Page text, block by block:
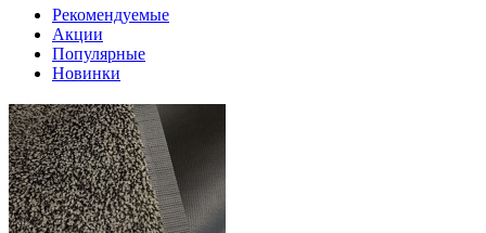
Рекомендуемые
Акции
Популярные
Новинки